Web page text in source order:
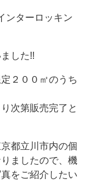
ンターロッキン
した!!
２００㎡のうち
次第販売完了と
都立川市内の個
ましたので、機
をご紹介したい